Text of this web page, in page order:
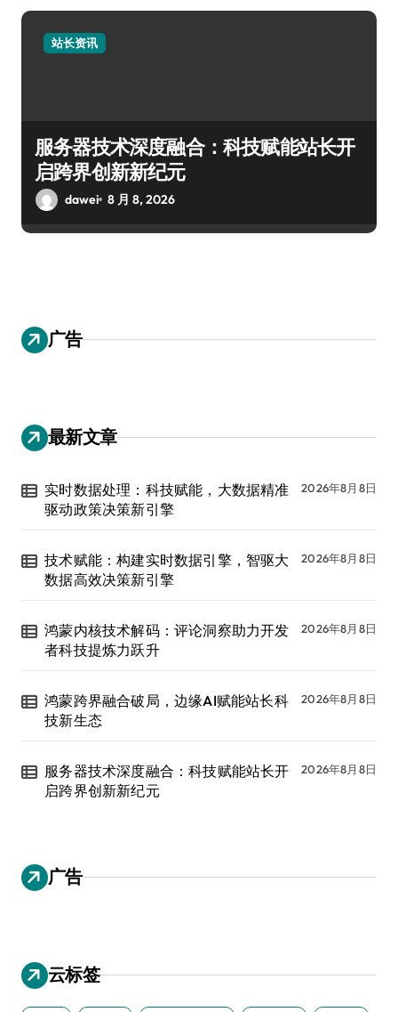
站长资讯
服务器技术深度融合：科技赋能站长开
启跨界创新新纪元
dawei 8 月 8, 2026
广告
最新文章
实时数据处理：科技赋能，大数据精准
驱动政策决策新引擎
2026年8月8日
技术赋能：构建实时数据引擎，智驱大
数据高效决策新引擎
2026年8月8日
鸿蒙内核技术解码：评论洞察助力开发
者科技提炼力跃升
2026年8月8日
鸿蒙跨界融合破局，边缘AI赋能站长科
技新生态
2026年8月8日
服务器技术深度融合：科技赋能站长开
启跨界创新新纪元
2026年8月8日
广告
云标签